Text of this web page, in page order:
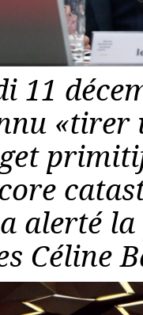
11
«tirer
alerté
Céline